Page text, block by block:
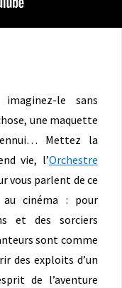
le sans
une maquette
ennui… Mettez la
vie, l’Orchestre
vous parlent de ce
cinéma : pour
et des sorciers
sont comme
des exploits d’un
de l’aventure